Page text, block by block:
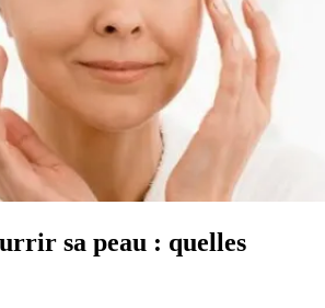
sa peau : quelles